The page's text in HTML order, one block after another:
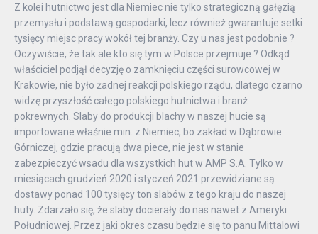
Z kolei hutnictwo jest dla Niemiec nie tylko strategiczną gałęzią
przemysłu i podstawą gospodarki, lecz również gwarantuje setki
tysięcy miejsc pracy wokół tej branży. Czy u nas jest podobnie ?
Oczywiście, że tak ale kto się tym w Polsce przejmuje ? Odkąd
właściciel podjął decyzję o zamknięciu części surowcowej w
Krakowie, nie było żadnej reakcji polskiego rządu, dlatego czarno
widzę przyszłość całego polskiego hutnictwa i branż
pokrewnych. Slaby do produkcji blachy w naszej hucie są
importowane właśnie min. z Niemiec, bo zakład w Dąbrowie
Górniczej, gdzie pracują dwa piece, nie jest w stanie
zabezpieczyć wsadu dla wszystkich hut w AMP S.A. Tylko w
miesiącach grudzień 2020 i styczeń 2021 przewidziane są
dostawy ponad 100 tysięcy ton slabów z tego kraju do naszej
huty. Zdarzało się, że slaby docierały do nas nawet z Ameryki
Południowej. Przez jaki okres czasu będzie się to panu Mittalowi